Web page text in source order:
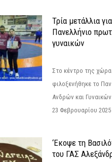
Τρία μετάλλια
Πανελλήνιο
γυναικών
Στο κέντρο της
φιλοξενήθηκε το
Ανδρών και
23 Φεβρουαρίου
‘Εκοψε τη
του ΓΑΣ